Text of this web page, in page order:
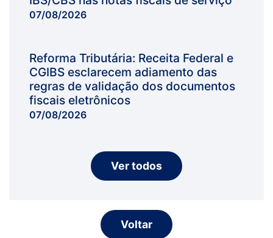
07/08/2026
Reforma Tributária: Receita Federal e
CGIBS esclarecem adiamento das
regras de validação dos documentos
fiscais eletrônicos
07/08/2026
Ver todos
Voltar